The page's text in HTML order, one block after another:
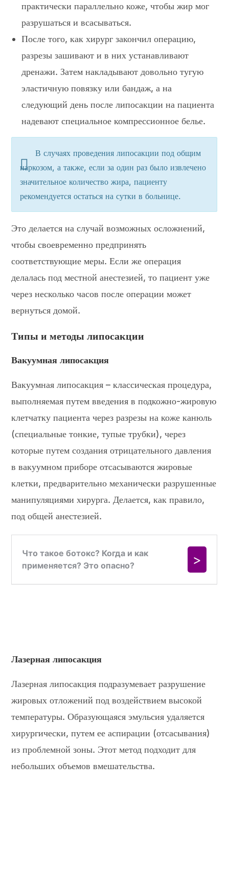
практически параллельно коже, чтобы жир мог
разрушаться и всасываться.
После того, как хирург закончил операцию,
разрезы зашивают и в них устанавливают
дренажи. Затем накладывают довольно тугую
эластичную повязку или бандаж, а на
следующий день после липосакции на пациента
надевают специальное компрессионное белье.
В случаях проведения липосакции под общим
наркозом, а также, если за один раз было извлечено
значительное количество жира, пациенту
рекомендуется остаться на сутки в больнице.
Это делается на случай возможных осложнений,
чтобы своевременно предпринять
соответствующие меры. Если же операция
делалась под местной анестезией, то пациент уже
через несколько часов после операции может
вернуться домой.
Типы и методы липосакции
Вакуумная липосакция
Вакуумная липосакция – классическая процедура,
выполняемая путем введения в подкожно-жировую
клетчатку пациента через разрезы на коже канюль
(специальные тонкие, тупые трубки), через
которые путем создания отрицательного давления
в вакуумном приборе отсасываются жировые
клетки, предварительно механически разрушенные
манипуляциями хирурга. Делается, как правило,
под общей анестезией.
Лазерная липосакция
Лазерная липосакция подразумевает разрушение
жировых отложений под воздействием высокой
температуры. Образующаяся эмульсия удаляется
хирургически, путем ее аспирации (отсасывания)
из проблемной зоны. Этот метод подходит для
небольших объемов вмешательства.